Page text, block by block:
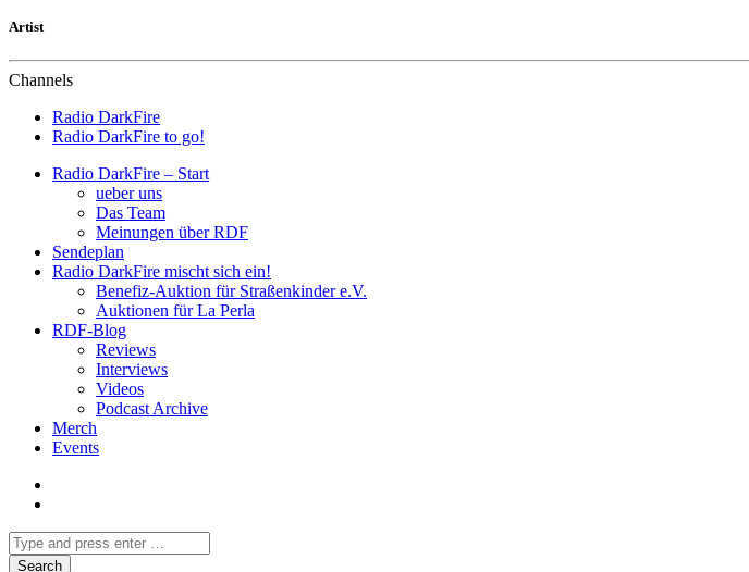
Artist
Channels
Radio DarkFire
Radio DarkFire to go!
Radio DarkFire – Start
ueber uns
Das Team
Meinungen über RDF
Sendeplan
Radio DarkFire mischt sich ein!
Benefiz-Auktion für Straßenkinder e.V.
Auktionen für La Perla
RDF-Blog
Reviews
Interviews
Videos
Podcast Archive
Merch
Events